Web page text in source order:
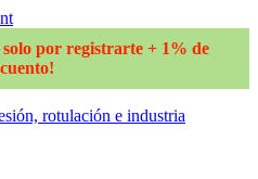
solo por registrarte + 1% de
rotulación e industria